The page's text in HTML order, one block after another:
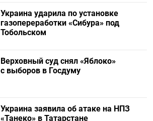
Украина ударила по установке
газопереработки «Сибура» под
Тобольском
Верховный суд снял «Яблоко»
с выборов в Госдуму
Украина заявила об атаке на НПЗ
«Танеко» в Татарстане